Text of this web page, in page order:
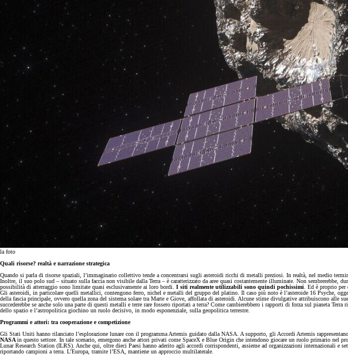
la foto
Quali risorse? realtà e narrazione strategica
Quando si parla di risorse spaziali, l’immaginario collettivo tende a concentrarsi sugli asteroidi ricchi di metalli preziosi. In realtà, nel medio
Inoltre, il suo polo sud – situato sulla faccia non visibile dalla Terra – è caratterizzato da aree quasi costantemente illuminate. Non sembrerebbe,
possibilità di atterraggio sono limitate quasi esclusivamente ai loro bordi. I siti realmente utilizzabili sono quindi pochissimi . Ed è proprio
Gli asteroidi, in particolare quelli metallici, contengono ferro, nichel e metalli del gruppo del platino. Il caso più noto è l’asteroide 16 Psyche,
della fascia principale, ovvero quella zona del sistema solare tra Marte e Giove, affollata di asteroidi. Alcune stime divulgative attribuiscono alle
succederebbe se anche solo una parte di questi metalli e terre rare fossero riportati a terra? Come cambierebbero i rapporti di forza sul pianeta
dello spazio e l’astropolitica giochino un ruolo decisivo, in modo esponenziale, sulla geopolitica terrestre.
Programmi e attori: tra cooperazione e competizione
Gli Stati Uniti hanno rilanciato l’esplorazione lunare con il programma Artemis guidato dalla NASA. A supporto, gli Accordi Artemis
NASAin questo settore. In tale scenario, emergono anche attori privati come SpaceX e Blue Origin che intendono giocare un ruolo primario nel
Lunar Research Station (ILRS). Anche qui, oltre dieci Paesi hanno aderito agli accordi corrispondenti, assieme ad organizzazioni internazionali e
riportando campioni a terra. L’Europa, tramite l’ESA, mantiene un approccio multilaterale.